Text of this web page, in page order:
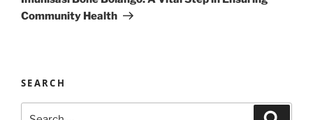
Community Health
SEARCH